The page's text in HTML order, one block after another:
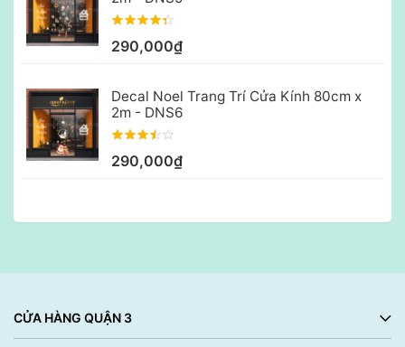
290,000₫
Decal Noel Trang Trí Cửa Kính 80cm x
2m - DNS6
290,000₫
CỬA HÀNG QUẬN 3